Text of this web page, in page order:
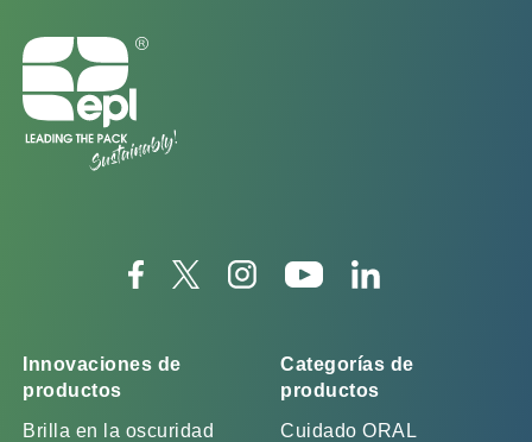
Innovaciones de
productos
Brilla en la oscuridad
Categorías de
productos
Cuidado ORAL